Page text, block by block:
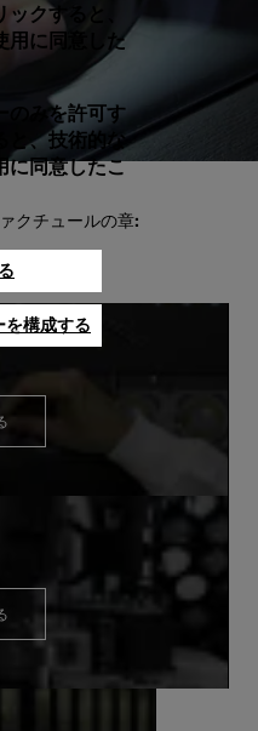
クチュールの章:
ックすると、
用に同意した
のみを許可す
と、技術的な
に同意したこ
を構成する